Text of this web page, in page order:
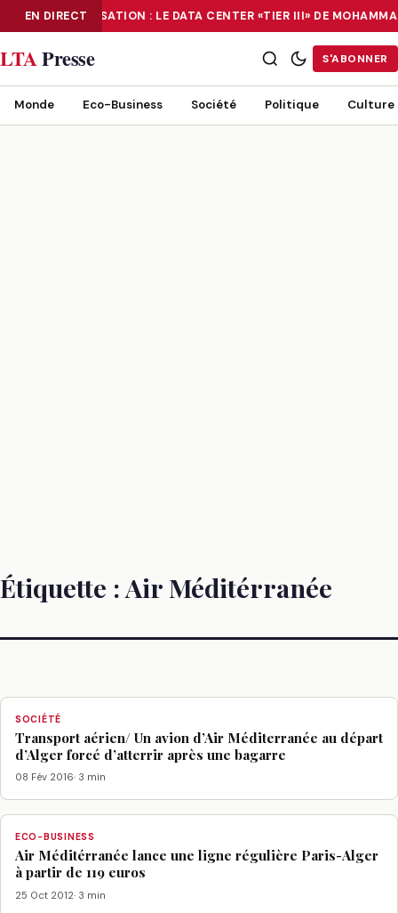
EN DIRECT
NUMÉRISATION : LE DATA CENTER «TIER III» DE
NUMÉRISATION : LE DATA CENTER «TIER III» DE MOHAMMADIA, UN
LTAPresse S'ABONNER
Monde Eco-Business Société Politique Culture
Étiquette : Air Méditérranée
SOCIÉTÉ
Transport aérien/ Un avion d’Air Méditerranée au départ
d’Alger forcé d’atterrir après une bagarre
08 Fév 2016· 3 min
ECO-BUSINESS
Air Méditérranée lance une ligne régulière Paris-Alger
à partir de 119 euros
25 Oct 2012· 3 min